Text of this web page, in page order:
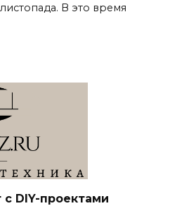
В это время
с DIY-проектами